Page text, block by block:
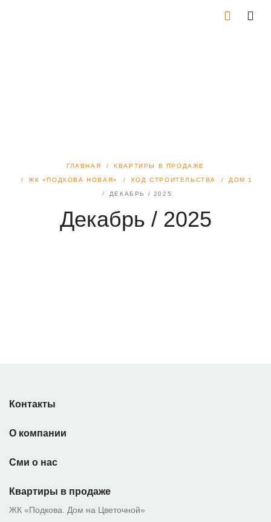
ГЛАВНАЯ КВАРТИРЫ В ПРОДАЖЕ
ЖК «ПОДКОВА НОВАЯ» ХОД СТРОИТЕЛЬСТВА ДОМ 1
ДЕКАБРЬ / 2025
Декабрь / 2025
Контакты
О компании
Сми о нас
Квартиры в продаже
ЖК «Подкова. Дом на Цветочной»